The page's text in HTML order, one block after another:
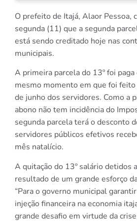
O prefeito de Itajá, Alaor Pessoa,
segunda (11) que a segunda
está sendo creditado hoje nas
municipais.
A primeira parcela do 13º foi
mesmo momento em que foi
de junho dos servidores. Como a
abono não tem incidência do
segunda parcela terá o desconto
servidores públicos efetivos
mês natalício.
A quitação do 13º salário detidos
resultado de um grande esforço
“Para o governo municipal
injeção financeira na economia
grande desafio em virtude da